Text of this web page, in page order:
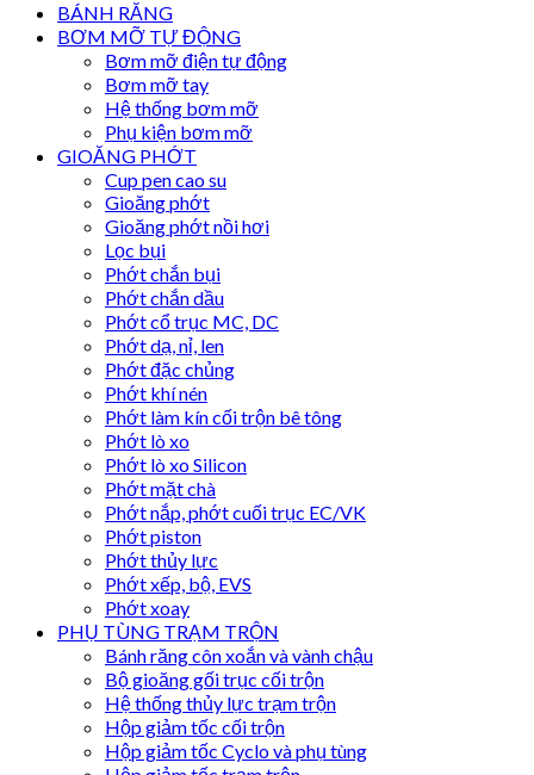
BÁNH RĂNG
BƠM MỠ TỰ ĐỘNG
Bơm mỡ điện tự động
Bơm mỡ tay
Hệ thống bơm mỡ
Phụ kiện bơm mỡ
GIOĂNG PHỚT
Cup pen cao su
Gioăng phớt
Gioăng phớt nồi hơi
Lọc bụi
Phớt chắn bụi
Phớt chắn dầu
Phớt cổ trục MC, DC
Phớt dạ, nỉ, len
Phớt đặc chủng
Phớt khí nén
Phớt làm kín cối trộn bê tông
Phớt lò xo
Phớt lò xo Silicon
Phớt mặt chà
Phớt nắp, phớt cuối trục EC/VK
Phớt piston
Phớt thủy lực
Phớt xếp, bộ, EVS
Phớt xoay
PHỤ TÙNG TRẠM TRỘN
Bánh răng côn xoắn và vành chậu
Bộ gioăng gối trục cối trộn
Hệ thống thủy lực trạm trộn
Hộp giảm tốc cối trộn
Hộp giảm tốc Cyclo và phụ tùng